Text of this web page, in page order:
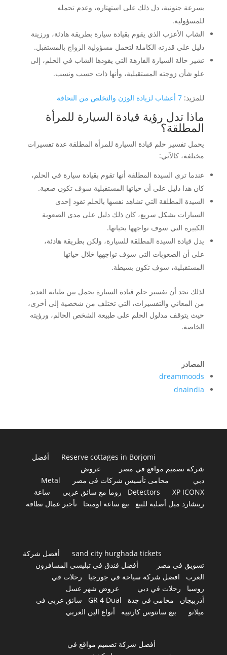
بسرعة جنونية، دل ذلك على استهتاره، وعدم تحمله
للمسؤولية.
الشاب الأعزب الذي يقوم بقيادة سيارة بطريقة هادئة، ورزينة
دليل على قدرته الكاملة لتحمل مسؤولية الزواج بالمستقبل.
تشير حالة السيارة الفارهة التي يقودها الشاب في الحلم، إلى
علو شأن زوجته المستقبلية، وأنها ذات حسب ونسب.
للمزيد: 7 أعشاب لزيادة الوزن والتخلص من النحافة
ماذا تدل رؤية قيادة السيارة للمرأة
المطلقة؟
يحمل تفسير حلم قيادة السيارة للمرأة المطلقة عدة تفسيرات
مختلفة، كالآتي:
عندما ترى السيدة المطلقة أنها تقوم بقيادة سيارة في الحلم،
كان هذا دليل على أن حياتها المستقبلية سوف تكون صعبة.
السيدة المطلقة التي تشاهد نفسها بالحلم تقود إحدى
السيارات بشكل سريع، كان ذلك دليل على مدى الصعوبة
الكبيرة التي سوف تواجهها بحياتها.
يدل قيادة السيدة المطلقة للسيارة، ولكن بطريقة هادئة،
على أن الصعوبات التي سوف تواجهها خلال حياتها
المستقبلية، سوف تكون بسيطة.
لذلك نجد أن تفسير حلم قيادة السيارة يحمل بين طياته العديد
من المعاني والتفسيرات، التي تختلف من شخصية إلى أخرى،
حيث يتوقف مدلول الحلم على طبيعة الشخص الحالم، ورؤيته
الخاصة.
المصادر
dreammoods
dnaindia
Reserve cottages in Borjomi
أفضل
شركة تصميم مواقع في مصر
عروض
دبي
محامى تأسيس شركات فى مصر
Metal
Detectors
XP ICONX روما مع سائق عربي
ساعة
ريتشارد ميل أصلية للبيع
بيع ساعة اوميجا تأجير عمال نظافة
sand city hurghada tickets
أفضل شركة
تسويق في مصر
أفضل فندق في تبليسي المسافرون
العرب
افضل شركة سياحة في جورجيا
رحلات في
روسيا
رحلات في دبي
عروض شهر عسل
أذربيجان
محامي في جدة GR 4 Dual
سائق عربي في
ميلانو
بيع سانتوس كارتييه أنواع البن العربي
أفضل شركة تصميم مواقع في